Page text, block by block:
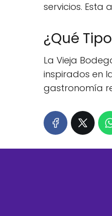
servicios. Esta
¿Qué
La Vieja
inspirados en
gastronomía